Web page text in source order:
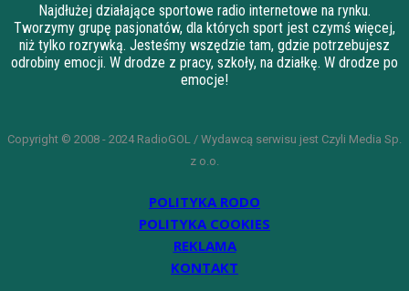
Najdłużej działające sportowe radio internetowe na rynku.
Tworzymy grupę pasjonatów, dla których sport jest czymś więcej,
niż tylko rozrywką. Jesteśmy wszędzie tam, gdzie potrzebujesz
odrobiny emocji. W drodze z pracy, szkoły, na działkę. W drodze po
emocje!
Copyright © 2008 - 2024 RadioGOL / Wydawcą serwisu jest Czyli Media Sp.
z o.o.
POLITYKA RODO
POLITYKA COOKIES
REKLAMA
KONTAKT